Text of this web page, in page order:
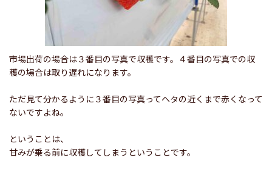
市場出荷の場合は３番目の写真で収穫です。４番目の写真での収
穫の場合は取り遅れになります。
ただ見て分かるように３番目の写真ってヘタの近くまで赤くなって
ないですよね。
ということは、
甘みが乗る前に収穫してしまうということです。